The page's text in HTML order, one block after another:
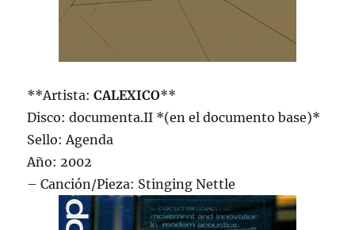
**Artista:CALEXICO**
Disco: documenta.II *(en el documento base)*
Sello: Agenda
Año: 2002
– Canción/Pieza: Stinging Nettle